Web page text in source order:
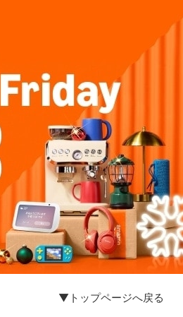
▼トップページへ戻る